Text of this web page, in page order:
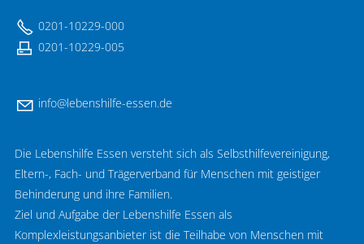
0201-10229-000
0201-10229-005
nf l b nsh lf - ss nd
Die Lebenshilfe Essen versteht sich als Selbsthilfevereinigung,
Eltern-, Fach- und Trägerverband für Menschen mit geistiger
Behinderung und ihre Familien.
Ziel und Aufgabe der Lebenshilfe Essen als
Komplexleistungsanbieter ist die Teilhabe von Menschen mit